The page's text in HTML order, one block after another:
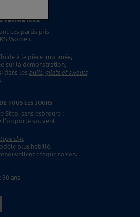
FEMME IKKS
ces partis pris
Women.
à la pièce imprimée,
sur la démonstration,
dans les pulls, gilets et sweats,
TOUS LES JOURS
Step, sans esbroufe :
l'on porte souvent.
chic
plus habillé.
chaque saison.
ans